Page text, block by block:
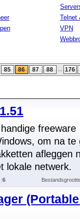
Telnet
VPN
85 86 87 88 ... 176
freeware
om na te
afleggen
lokale netwerk.
6